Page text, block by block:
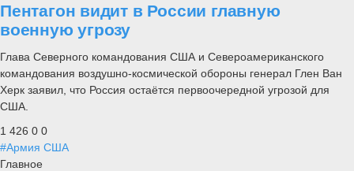
Пентагон видит в России главную
военную угрозу
Глава Северного командования США и Североамериканского
командования воздушно-космической обороны генерал Глен Ван
Херк заявил, что Россия остаётся первоочередной угрозой для
США.
1 426 0 0
#Армия США
Главное